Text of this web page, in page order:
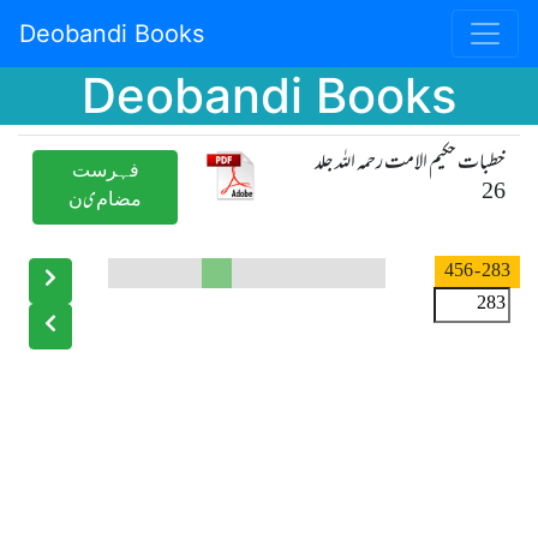
Deobandi Books
Deobandi Books
خطبات حکیم الامت رحمہ اللہ جلد
26
ﻓﮩﺮﺳﺖ
ﻣﻀﺎﻡیﻥ
283
- 456